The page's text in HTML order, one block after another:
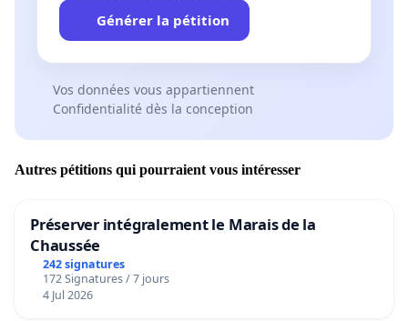
Générer la pétition
Vos données vous appartiennent
Confidentialité dès la conception
Autres pétitions qui pourraient vous intéresser
Préserver intégralement le Marais de la
Chaussée
242 signatures
172 Signatures / 7 jours
4 Jul 2026